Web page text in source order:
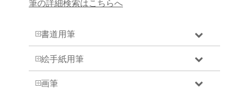
筆の詳細検索はこちらへ
書道用筆
絵手紙用筆
画筆